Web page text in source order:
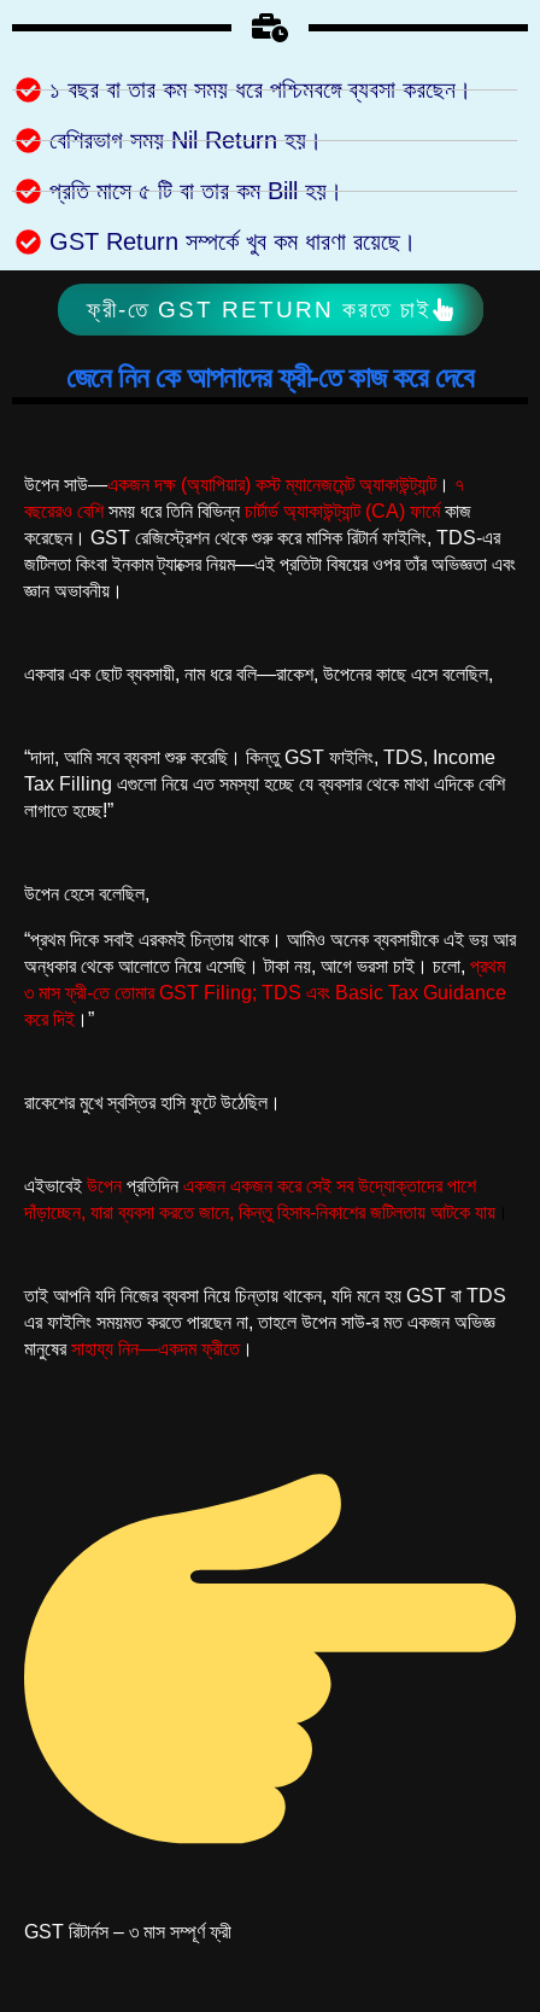
১ বছর বা তার কম সময় ধরে পশ্চিমবঙ্গে ব্যবসা করছেন।
বেশিরভাগ সময় Nil Return হয়।
প্রতি মাসে ৫ টি বা তার কম Bill হয়।
GST Return সম্পর্কে খুব কম ধারণা রয়েছে।
ফ্রী-তে GST RETURN করতে চাই
জেনে নিন কে আপনাদের ফ্রী-তে কাজ করে দেবে
উপেন সাউ—একজন দক্ষ (অ্যাপিয়ার) কস্ট ম্যানেজমেন্ট অ্যাকাউন্ট্যান্ট। ৭
বছরেরও বেশিসময় ধরে তিনি বিভিন্নচার্টার্ড অ্যাকাউন্ট্যান্ট (CA) ফার্মেকাজ
করেছেন। GST রেজিস্ট্রেশন থেকে শুরু করে মাসিক রিটার্ন ফাইলিং, TDS-এর
জটিলতা কিংবা ইনকাম ট্যাক্সের নিয়ম—এই প্রতিটা বিষয়ের ওপর তাঁর অভিজ্ঞতা এবং
জ্ঞান অভাবনীয়।
একবার এক ছোট ব্যবসায়ী, নাম ধরে বলি—রাকেশ, উপেনের কাছে এসে বলেছিল,
“দাদা, আমি সবে ব্যবসা শুরু করেছি। কিন্তু GST ফাইলিং, TDS, Income
Tax Filling এগুলো নিয়ে এত সমস্যা হচ্ছে যে ব্যবসার থেকে মাথা এদিকে বেশি
লাগাতে হচ্ছে!”
উপেন হেসে বলেছিল,
“প্রথম দিকে সবাই এরকমই চিন্তায় থাকে। আমিও অনেক ব্যবসায়ীকে এই ভয় আর
অন্ধকার থেকে আলোতে নিয়ে এসেছি। টাকা নয়, আগে ভরসা চাই। চলো, প্রথম
৩ মাস ফ্রী-তে তোমার GST Filing; TDS এবং Basic Tax Guidance
করে দিই ।”
রাকেশের মুখে স্বস্তির হাসি ফুটে উঠেছিল।
এইভাবেই উপেনপ্রতিদিনএকজন একজন করে সেই সব উদ্যোক্তাদের পাশে
দাঁড়াচ্ছেন, যারা ব্যবসা করতে জানে, কিন্তু হিসাব-নিকাশের জটিলতায় আটকে যায়
তাই আপনি যদি নিজের ব্যবসা নিয়ে চিন্তায় থাকেন, যদি মনে হয় GST বা TDS
এর ফাইলিং সময়মত করতে পারছেন না, তাহলে উপেন সাউ-র মত একজন অভিজ্ঞ
মানুষেরসাহায্য নিন—একদম ফ্রীতে।
GST রিটার্নস – ৩ মাস সম্পূর্ণ ফ্রী